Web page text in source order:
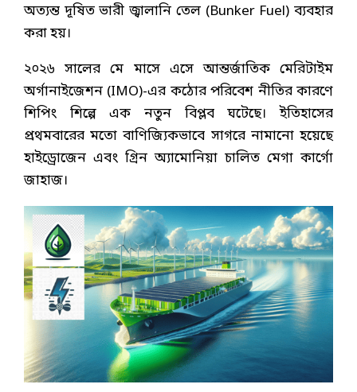
অত্যন্ত দূষিত ভারী জ্বালানি তেল (Bunker Fuel) ব্যবহার
করা হয়।
২০২৬ সালের মে মাসে এসে আন্তর্জাতিক মেরিটাইম
অর্গানাইজেশন (IMO)-এর কঠোর পরিবেশ নীতির কারণে
শিপিং শিল্পে এক নতুন বিপ্লব ঘটেছে। ইতিহাসের
প্রথমবারের মতো বাণিজ্যিকভাবে সাগরে নামানো হয়েছে
হাইড্রোজেন এবং গ্রিন অ্যামোনিয়া চালিত মেগা কার্গো
জাহাজ।